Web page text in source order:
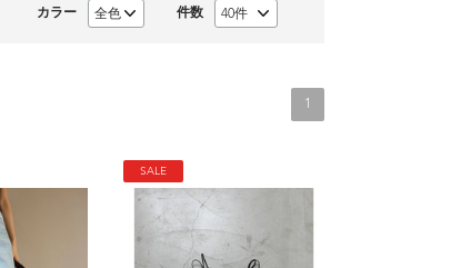
カラー 件数
1
SALE